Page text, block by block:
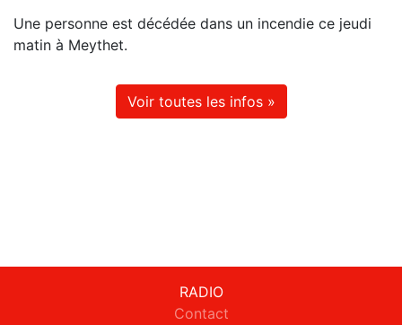
Une personne est décédée dans un incendie ce jeudi
matin à Meythet.
Voir toutes les infos »
RADIO
Contact